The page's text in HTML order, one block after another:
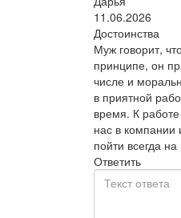
11.06.2026
Достоинства
Муж говорит,
принципе, он
числе и
в приятной
время. К
нас в компании
пойти всегда
Ответить